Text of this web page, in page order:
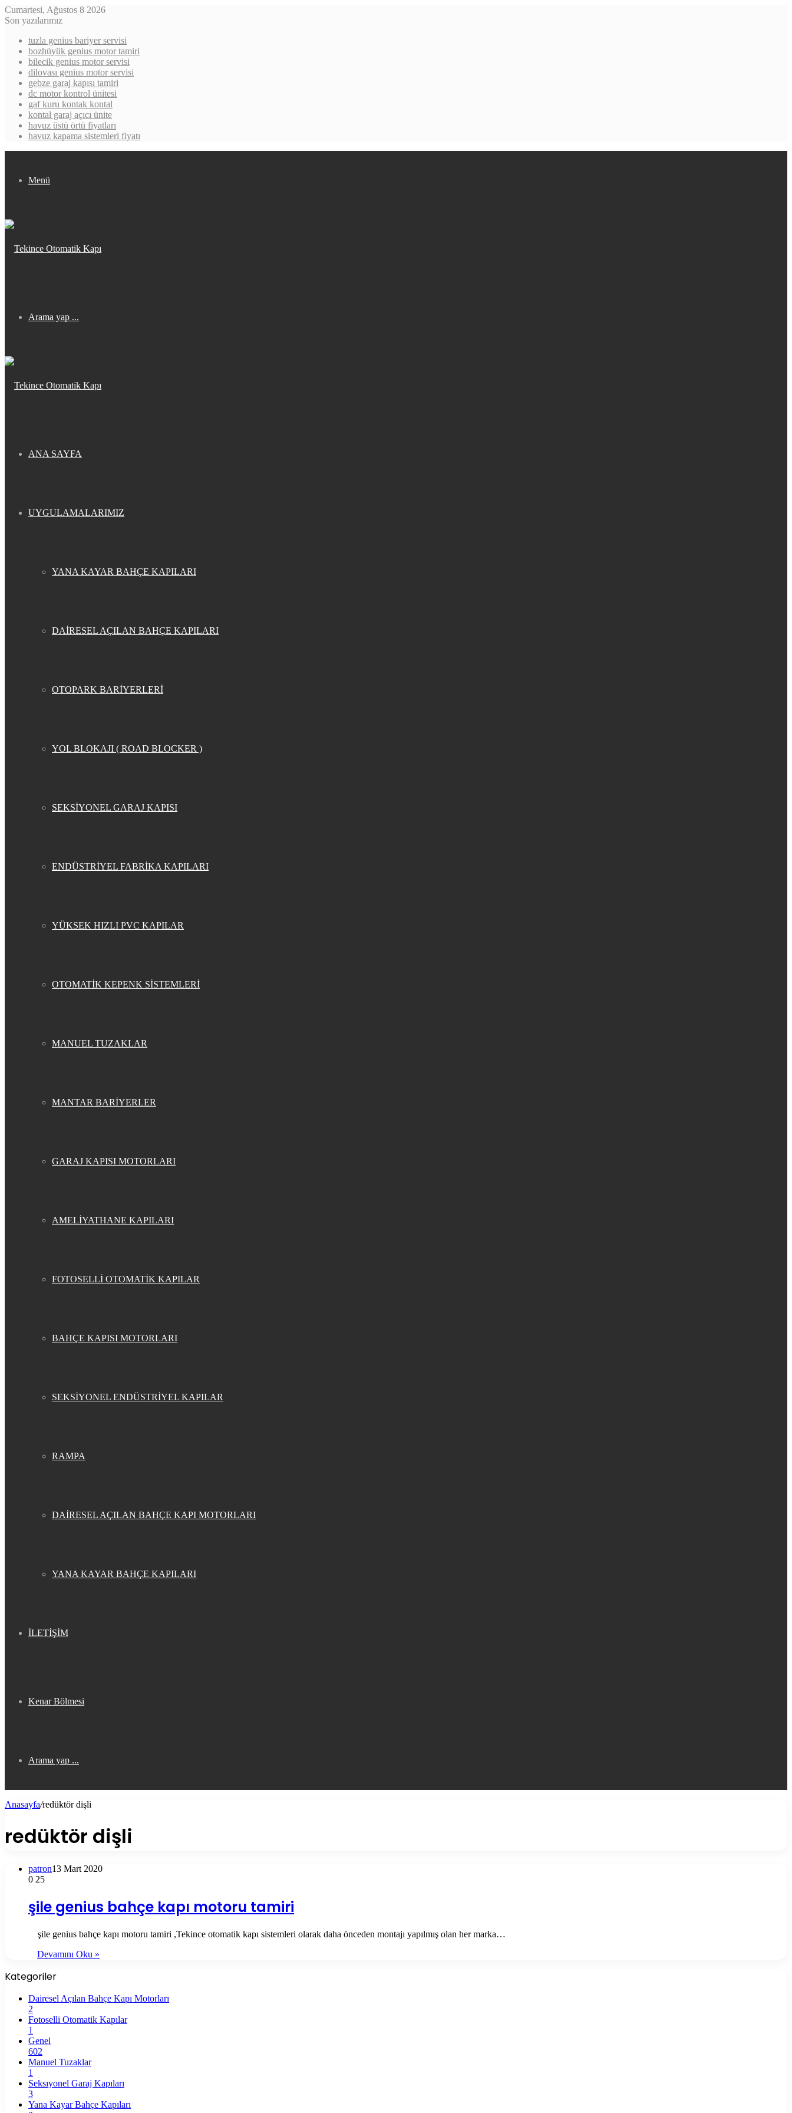
Cumartesi, Ağustos 8 2026
Son yazılarımız
tuzla genius bariyer servisi
bozhüyük genius motor tamiri
bilecik genius motor servisi
dilovası genius motor servisi
gebze garaj kapısı tamiri
dc motor kontrol ünitesi
gaf kuru kontak kontal
kontal garaj açıcı ünite
havuz üstü örtü fiyatları
havuz kapama sistemleri fiyatı
Menü
Arama yap ...
ANA SAYFA
UYGULAMALARIMIZ
YANA KAYAR BAHÇE KAPILARI
DAİRESEL AÇILAN BAHÇE KAPILARI
OTOPARK BARİYERLERİ
YOL BLOKAJI ( ROAD BLOCKER )
SEKSİYONEL GARAJ KAPISI
ENDÜSTRİYEL FABRİKA KAPILARI
YÜKSEK HIZLI PVC KAPILAR
OTOMATİK KEPENK SİSTEMLERİ
MANUEL TUZAKLAR
MANTAR BARİYERLER
GARAJ KAPISI MOTORLARI
AMELİYATHANE KAPILARI
FOTOSELLİ OTOMATİK KAPILAR
BAHÇE KAPISI MOTORLARI
SEKSİYONEL ENDÜSTRİYEL KAPILAR
RAMPA
DAİRESEL AÇILAN BAHÇE KAPI MOTORLARI
YANA KAYAR BAHÇE KAPILARI
İLETİŞİM
Kenar Bölmesi
Arama yap ...
Anasayfa/redüktör dişli
redüktör dişli
patron13 Mart 2020
0 25
şile genius bahçe kapı motoru tamiri
şile genius bahçe kapı motoru tamiri ,Tekince otomatik kapı sistemleri olarak daha önceden montajı yapılmış olan her marka…
Devamını Oku »
Kategoriler
Dairesel Açılan Bahçe Kapı Motorları
2
Fotoselli Otomatik Kapılar
1
Genel
602
Manuel Tuzaklar
1
Seksıyonel Garaj Kapıları
3
Yana Kayar Bahçe Kapıları